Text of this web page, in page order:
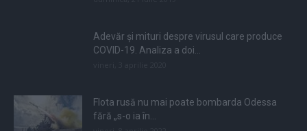
Adevăr și mituri despre virusul care produce
COVID-19. Analiza a doi...
Flota rusă nu mai poate bombarda Odessa
fără „s-o ia în...